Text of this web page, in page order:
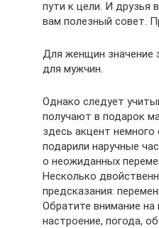
пути к цели. И друзья
вам полезный совет.
Для женщин значение
для мужчин.
Однако следует
получают в подарок
здесь акцент
подарили наручные
о неожиданных
Несколько
предсказания:
Обратите внимание на
настроение, погода,